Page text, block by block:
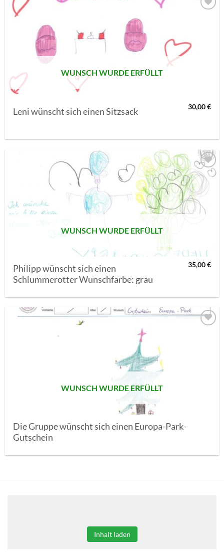
WUNSCH WURDE ERFÜLLT
Leni wünscht sich einen Sitzsack 30,00€
AUF MEINE
MERKLISTE
SETZEN
WUNSCH WURDE ERFÜLLT
Philipp wünscht sich einen
Schlummerotter Wunschfarbe: grau
35,00€
WUNSCH WURDE ERFÜLLT
Die Gruppe wünscht sich einen Europa-Park-
Gutschein
Inhalt laden